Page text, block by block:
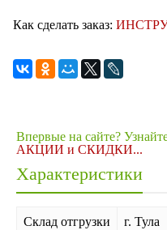
Как сделать заказ:
Впервые на сайте?
АКЦИИ и СКИДКИ...
Характеристики
Склад отгрузки г. Тула